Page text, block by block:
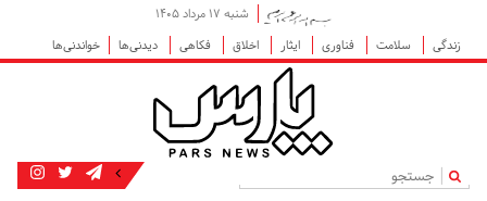
شنبه ۱۷ مرداد ۱۴۰۵
زندگی
سلامت فناوری ایثار اخلاق فکاهی دیدنی‌ها خواندنی‌ها
|